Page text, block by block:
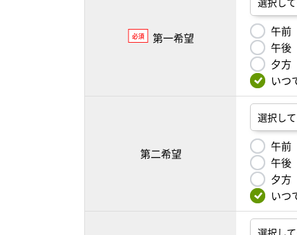
必須 第一希望
午前
午後
夕方
いつ
第二希望
午前
午後
夕方
いつ